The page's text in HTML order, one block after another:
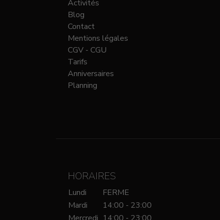
Activités
Blog
Contact
Mentions légales
CGV - CGU
Tarifs
Anniversaires
Planning
HORAIRES
Lundi
FERME
Mardi
14:00 - 23:00